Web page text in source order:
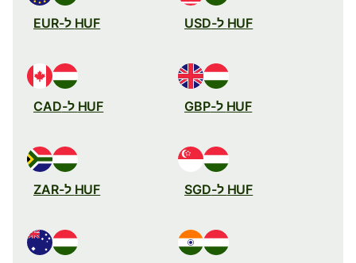
HUF ל-USD HUF ל-EUR
HUF ל-GBP HUF ל-CAD
HUF ל-SGD HUF ל-ZAR